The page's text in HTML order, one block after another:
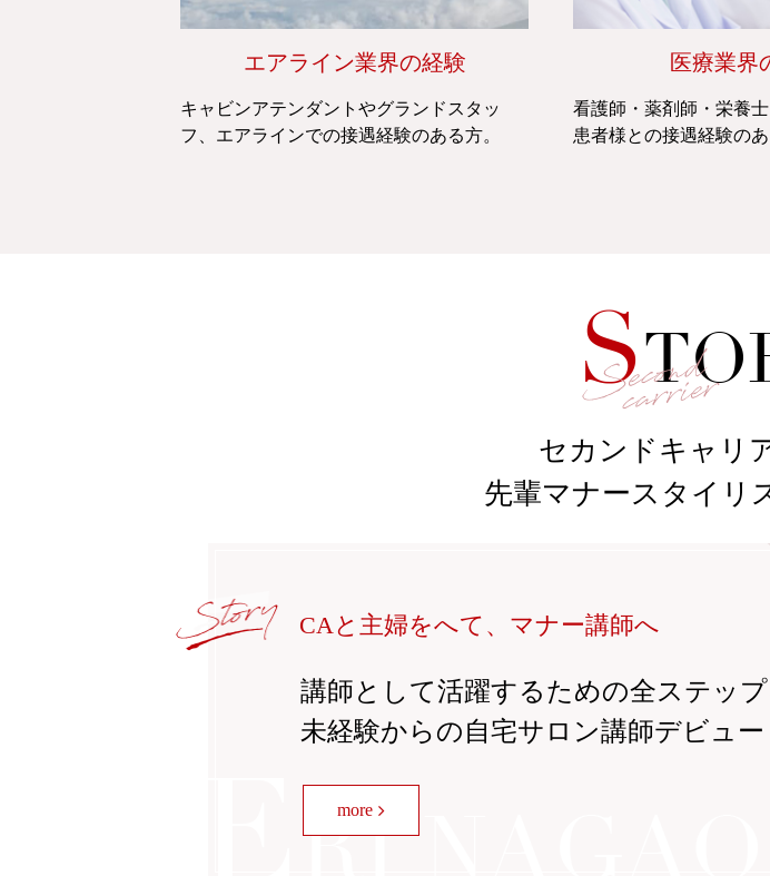
エアライン業界の経験
キャビンアテンダントやグランドスタッ
フ、エアラインでの接遇経験のある方。
医療業界
看護師・薬剤師・栄養
患者様との接遇経験のあ
セカンドキャリ
先輩マナースタイリ
CAと主婦をへて、マナー講師へ
講師として活躍するための全ステッ
未経験からの自宅サロン講師デビュー
more